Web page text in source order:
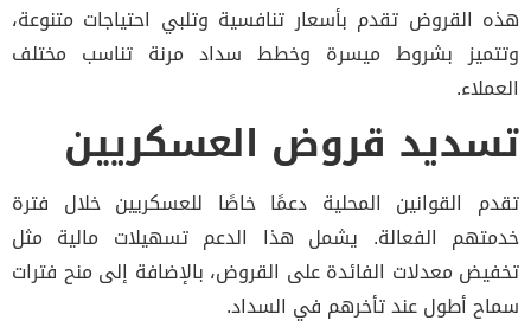
هذه القروض تقدم بأسعار تنافسية وتلبي احتياجات متنوعة،
وتتميز بشروط ميسرة وخطط سداد مرنة تناسب مختلف
العملاء.
تسديد قروض العسكريين
تقدم القوانين المحلية دعمًا خاصًا للعسكريين خلال فترة
خدمتهم الفعالة. يشمل هذا الدعم تسهيلات مالية مثل
تخفيض معدلات الفائدة على القروض، بالإضافة إلى منح فترات
سماح أطول عند تأخرهم في السداد.